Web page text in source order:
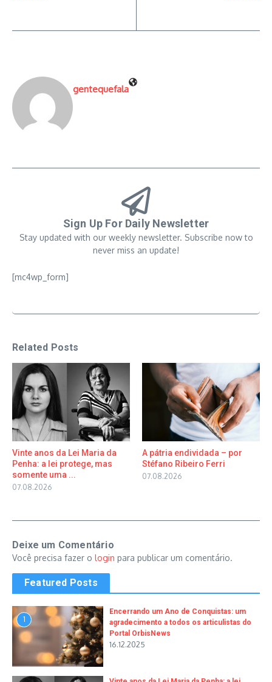
gentequefala
Sign Up For Daily Newsletter
Stay updated with our weekly newsletter. Subscribe now to
never miss an update!
[mc4wp_form]
Related Posts
Vinte anos da Lei Maria da
Penha: a lei protege, mas
somente uma ...
07.08.2026
A pátria endividada – por
Stéfano Ribeiro Ferri
07.08.2026
Deixe um Comentário
Você precisa fazer o login para publicar um comentário.
Featured Posts
1
Encerrando um Ano de Conquistas: um
agradecimento a todos os articulistas do
Portal OrbisNews
16.12.2025